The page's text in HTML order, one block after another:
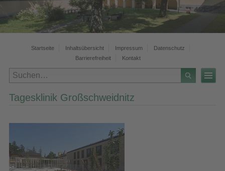
Startseite Inhaltsübersicht Impressum
Datenschutz
Barrierefreiheit
Kontakt
Tagesklinik Großschweidnitz